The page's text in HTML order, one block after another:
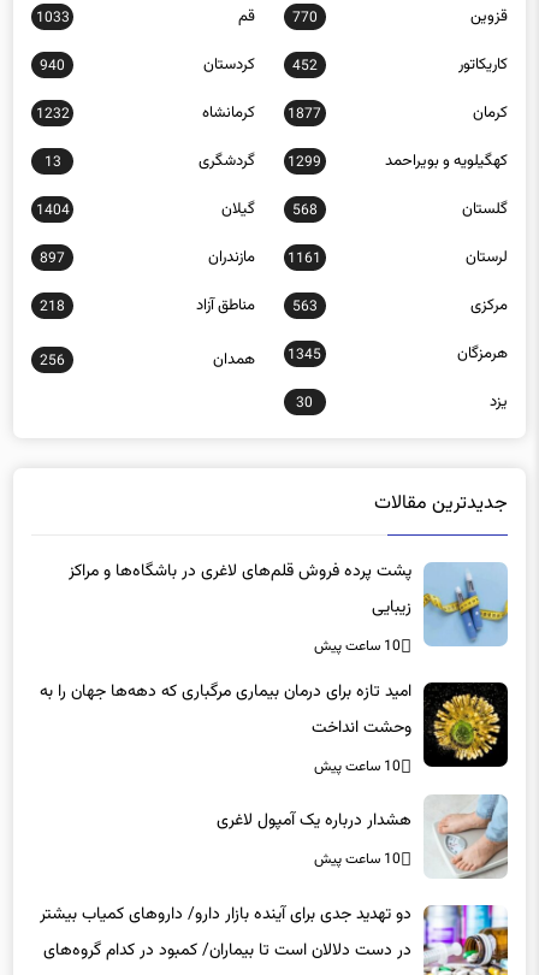
قزوین 770 قم 1033
کاریکاتور 452 کردستان 940
کرمان 1877 کرمانشاه 1232
کهگیلویه و بویراحمد 1299 گردشگری 13
گلستان 568 گیلان 1404
لرستان 1161 مازندران 897
مرکزی 563 مناطق آزاد 218
هرمزگان 1345 همدان 256
یزد 30
جدیدترین مقالات
پشت پرده فروش قلم‌های لاغری در باشگاه‌ها و مراکز
زیبایی
10 ساعت پیش
امید تازه برای درمان بیماری مرگباری که دهه‌ها جهان را به
وحشت انداخت
10 ساعت پیش
هشدار درباره یک آمپول لاغری
10 ساعت پیش
دو تهدید جدی برای آینده بازار دارو/ داروهای کمیاب بیشتر
در دست دلالان است تا بیماران/ کمبود در کدام گروه‌های